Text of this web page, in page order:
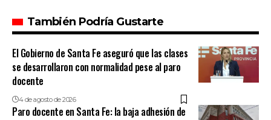
También Podría Gustarte
El Gobierno de Santa Fe aseguró que las clases
se desarrollaron con normalidad pese al paro
docente
4 de agosto de 2026
Paro docente en Santa Fe: la baja adhesión de